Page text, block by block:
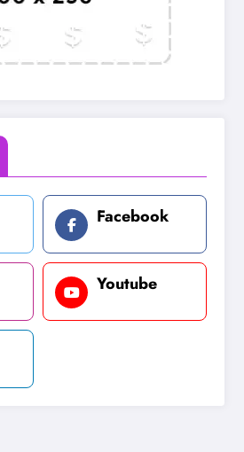
Facebook
Youtube